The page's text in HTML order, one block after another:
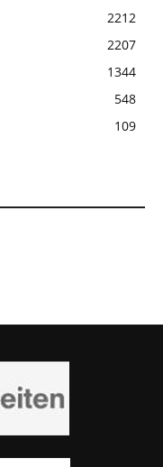
2212
2207
1344
548
109